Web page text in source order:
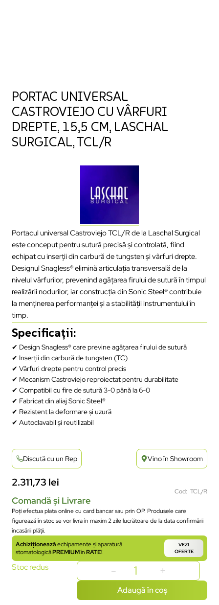
PORTAC UNIVERSAL
CASTROVIEJO CU VÂRFURI
DREPTE, 15,5 CM, LASCHAL
SURGICAL, TCL/R
Portacul universal Castroviejo TCL/R de la Laschal Surgical
este conceput pentru sutură precisă și controlată, fiind
echipat cu inserții din carbură de tungsten și vârfuri drepte.
Designul Snagless® elimină articulația transversală de la
nivelul vârfurilor, prevenind agățarea firului de sutură în timpul
realizării nodurilor, iar construcția din Sonic Steel® contribuie
la menținerea performanței și a stabilității instrumentului în
timp.
Specificații:
✔ Design Snagless® care previne agățarea firului de sutură
✔ Inserții din carbură de tungsten (TC)
✔ Vârfuri drepte pentru control precis
✔ Mecanism Castroviejo reproiectat pentru durabilitate
✔ Compatibil cu fire de sutură 3-0 până la 6-0
✔ Fabricat din aliaj Sonic Steel®
✔ Rezistent la deformare și uzură
✔ Autoclavabil și reutilizabil
Discută cu un Rep Vino în Showroom
2.311,73 lei
Cod: TCL/R
Comandă și Livrare
Poți efectua plata online cu card bancar sau prin OP. Produsele care
figurează în stoc se vor livra în maxim 2 zile lucrătoare de la data confirmării
încasării plății.
Achiziționeazăechipamente și aparatură
stomatologicăPREMIUMînRATE!
VEZI
OFERTE
Stoc redus
Adaugă în coș